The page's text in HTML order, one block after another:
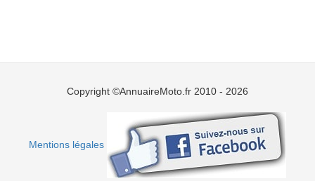
Copyright ©AnnuaireMoto.fr 2010 - 2026
Mentions légales